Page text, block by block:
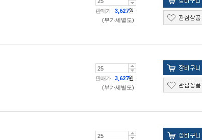
판매가 3,627원
(부가세별도)
판매가 3,627원
(부가세별도)